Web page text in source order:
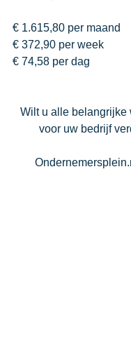
€ 1.615,80 per maand
€ 372,90 per week
€ 74,58 per dag
Wilt u alle belangrijke
voor uw bedrijf